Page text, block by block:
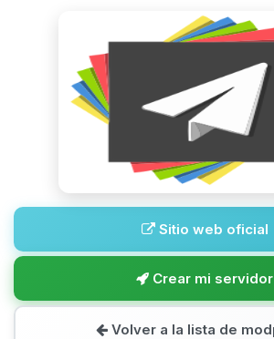
Sitio web oficial
Crear mi servidor
Volver a la lista de